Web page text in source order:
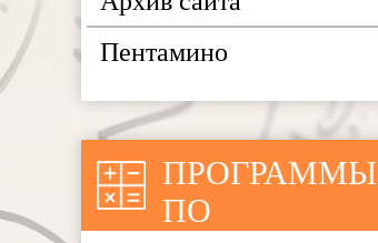
Пентамино
ПРОГРАММЫ
ПО